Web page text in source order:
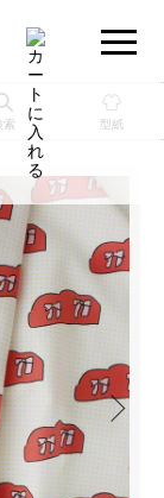
索 型紙